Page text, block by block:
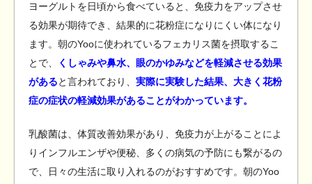
ヨーグルトを日頃から食べていると、免疫力をアップさせ
る効果が期待でき、結果的に花粉症になりにくい体になり
ます。朝のYooに使われているフェカリス菌を摂取するこ
とで、
くしゃみや鼻水、眼のかゆみなどを軽減させる効果
があると言われており、 実際に実験した結果、大きく花粉
症の症状の軽減効果があることがわかっています。
乳酸菌は、体質改善効果があり、免疫力が上がることによ
りインフルエンザや便秘、多くの病気の予防にも繋がるの
で、日々の生活に取り入れるのがおすすめです。朝のYoo